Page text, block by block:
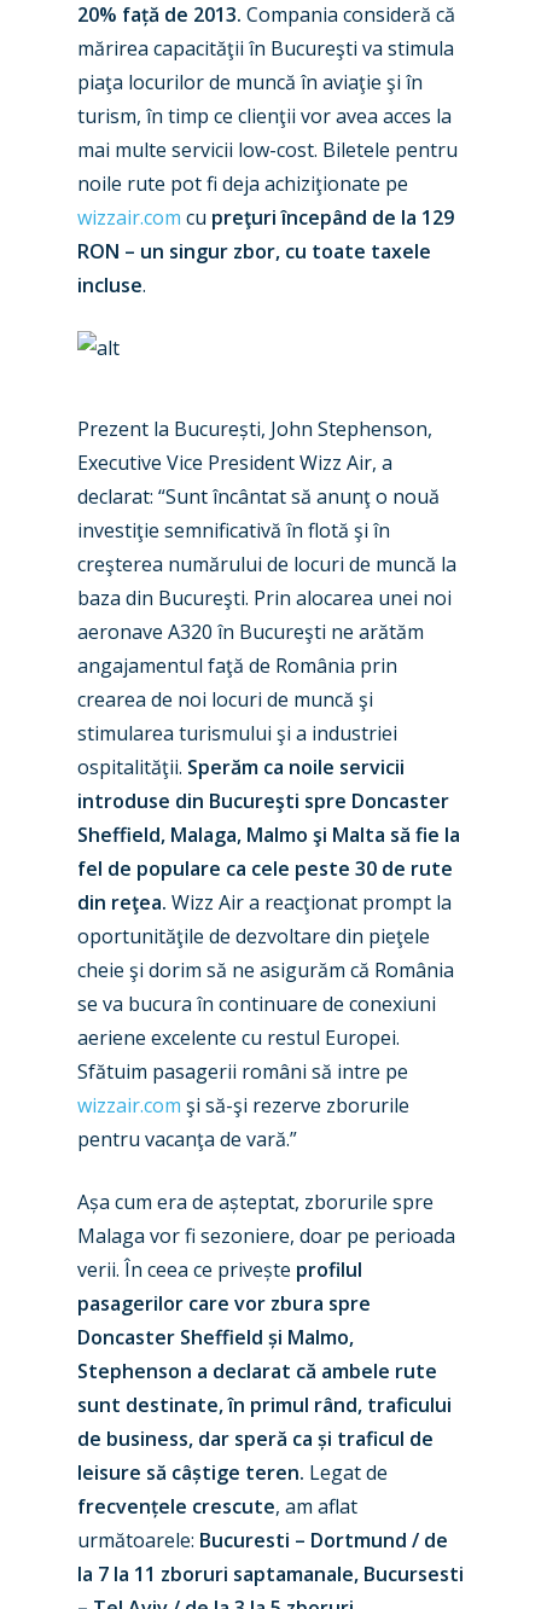
20% față de 2013. Compania consideră că
mărirea capacităţii în Bucureşti va stimula
piaţa locurilor de muncă în aviaţie şi în
turism, în timp ce clienţii vor avea acces la
mai multe servicii low-cost. Biletele pentru
noile rute pot fi deja achiziţionate pe
wizzair.com cu preţuri începând de la 129
RON – un singur zbor, cu toate taxele
incluse.
Prezent la București, John Stephenson,
Executive Vice President Wizz Air, a
declarat: “Sunt încântat să anunţ o nouă
investiţie semnificativă în flotă şi în
creşterea numărului de locuri de muncă la
baza din Bucureşti. Prin alocarea unei noi
aeronave A320 în Bucureşti ne arătăm
angajamentul faţă de România prin
crearea de noi locuri de muncă şi
stimularea turismului şi a industriei
ospitalităţii. Sperăm ca noile servicii
introduse din Bucureşti spre Doncaster
Sheffield, Malaga, Malmo şi Malta să fie la
fel de populare ca cele peste 30 de rute
din reţea. Wizz Air a reacţionat prompt la
oportunităţile de dezvoltare din pieţele
cheie şi dorim să ne asigurăm că România
se va bucura în continuare de conexiuni
aeriene excelente cu restul Europei.
Sfătuim pasagerii români să intre pe
wizzair.com şi să-şi rezerve zborurile
pentru vacanţa de vară.”
Așa cum era de așteptat, zborurile spre
Malaga vor fi sezoniere, doar pe perioada
verii. În ceea ce privește profilul
pasagerilor care vor zbura spre
Doncaster Sheffield și Malmo,
Stephenson a declarat că ambele rute
sunt destinate, în primul rând, traficului
de business, dar speră ca și traficul de
leisure să câștige teren. Legat de
frecvențele crescute, am aflat
următoarele: Bucuresti – Dortmund / de
la 7 la 11 zboruri saptamanale, Bucursesti
New Routes
Industry
Accidents / Incidents
Airshows
Paris 2025
Farnborough 2024
Paris 2023
Farnborough 2022
Dubai 2019
Paris 2019
Business Jets
Military
Trip Reports
Marketplace
Jobs
Contact